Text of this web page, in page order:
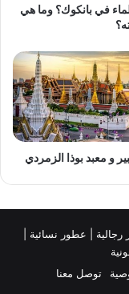
في بانكوك؟ وما هي
و معبد بوذا الزمردي
عطور نسائية
توصل معنا